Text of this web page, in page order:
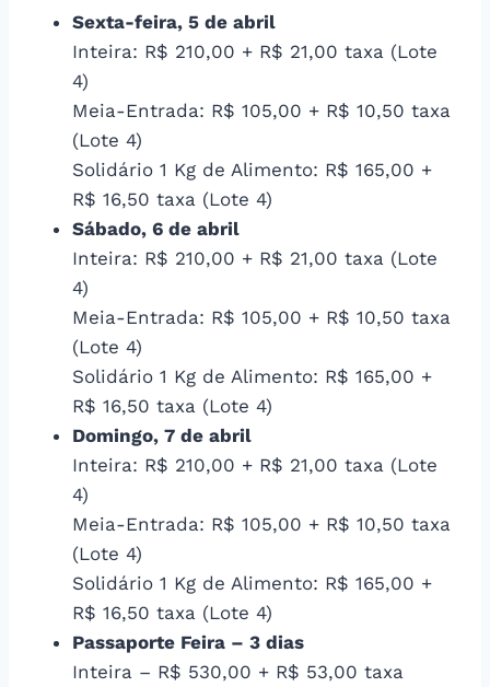
Sexta-feira, 5 de abril
Inteira: R$ 210,00 + R$ 21,00 taxa (Lote
4)
Meia-Entrada: R$ 105,00 + R$ 10,50 taxa
(Lote 4)
Solidário 1 Kg de Alimento: R$ 165,00 +
R$ 16,50 taxa (Lote 4)
Sábado, 6 de abril
Inteira: R$ 210,00 + R$ 21,00 taxa (Lote
4)
Meia-Entrada: R$ 105,00 + R$ 10,50 taxa
(Lote 4)
Solidário 1 Kg de Alimento: R$ 165,00 +
R$ 16,50 taxa (Lote 4)
Domingo, 7 de abril
Inteira: R$ 210,00 + R$ 21,00 taxa (Lote
4)
Meia-Entrada: R$ 105,00 + R$ 10,50 taxa
(Lote 4)
Solidário 1 Kg de Alimento: R$ 165,00 +
R$ 16,50 taxa (Lote 4)
Passaporte Feira – 3 dias
Inteira – R$ 530,00 + R$ 53,00 taxa